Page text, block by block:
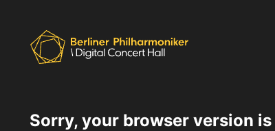
Sorry, your browser version